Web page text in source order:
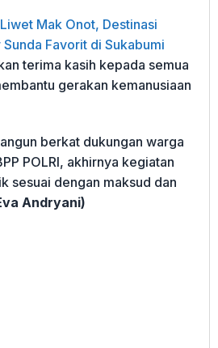
Mak Onot, Destinasi
Sunda Favorit di Sukabumi
terima kasih kepada semua
gerakan kemanusiaan
berkat dukungan warga
POLRI, akhirnya kegiatan
sesuai dengan maksud dan
Andryani)